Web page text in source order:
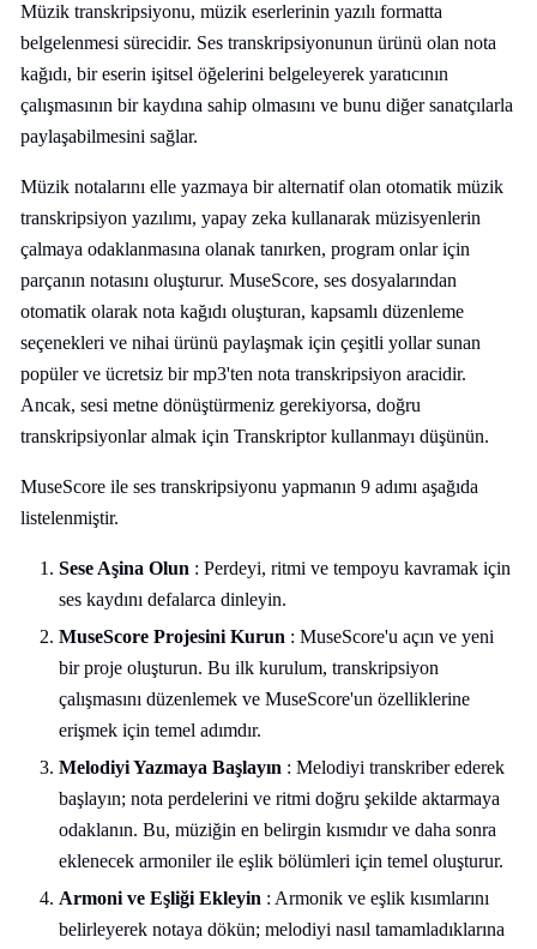
Müzik transkripsiyonu, müzik eserlerinin yazılı formatta
belgelenmesi sürecidir. Ses transkripsiyonunun ürünü olan nota
kağıdı, bir eserin işitsel öğelerini belgeleyerek yaratıcının
çalışmasının bir kaydına sahip olmasını ve bunu diğer sanatçılarla
paylaşabilmesini sağlar.
Müzik notalarını elle yazmaya bir alternatif olan otomatik müzik
transkripsiyon yazılımı, yapay zeka kullanarak müzisyenlerin
çalmaya odaklanmasına olanak tanırken, program onlar için
parçanın notasını oluşturur. MuseScore, ses dosyalarından
otomatik olarak nota kağıdı oluşturan, kapsamlı düzenleme
seçenekleri ve nihai ürünü paylaşmak için çeşitli yollar sunan
popüler ve ücretsiz bir mp3'ten nota transkripsiyon aracidir.
Ancak, sesi metne dönüştürmeniz gerekiyorsa, doğru
transkripsiyonlar almak için Transkriptor kullanmayı düşünün.
MuseScore ile ses transkripsiyonu yapmanın 9 adımı aşağıda
listelenmiştir.
Sese Aşina Olun : Perdeyi, ritmi ve tempoyu kavramak için
ses kaydını defalarca dinleyin.
MuseScore Projesini Kurun : MuseScore'u açın ve yeni
bir proje oluşturun. Bu ilk kurulum, transkripsiyon
çalışmasını düzenlemek ve MuseScore'un özelliklerine
erişmek için temel adımdır.
Melodiyi Yazmaya Başlayın : Melodiyi transkriber ederek
başlayın; nota perdelerini ve ritmi doğru şekilde aktarmaya
odaklanın. Bu, müziğin en belirgin kısmıdır ve daha sonra
eklenecek armoniler ile eşlik bölümleri için temel oluşturur.
Armoni ve Eşliği Ekleyin : Armonik ve eşlik kısımlarını
belirleyerek notaya dökün; melodiyi nasıl tamamladıklarına